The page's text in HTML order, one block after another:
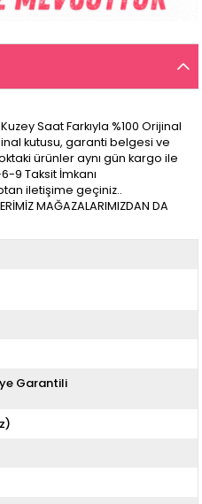
Saat Farkıyla %100 Orijinal
kutusu, garanti belgesi ve
ürünler aynı gün kargo ile
9 Taksit İmkanı
iletişime geçiniz..
MAĞAZALARIMIZDAN DA
Garantili